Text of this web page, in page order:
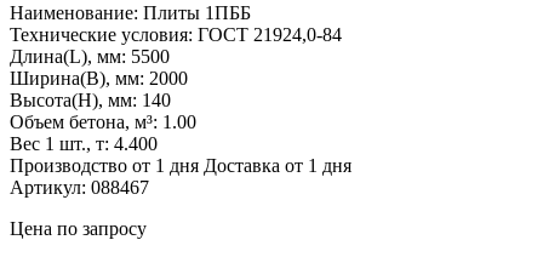
Наименование: Плиты 1ПББ
Технические условия: ГОСТ 21924,0-84
Длина(L), мм: 5500
Ширина(B), мм: 2000
Высота(H), мм: 140
Объем бетона, м³: 1.00
Вес 1 шт., т: 4.400
Производство от 1 дня Доставка от 1 дня
Артикул: 088467
Цена по запросу